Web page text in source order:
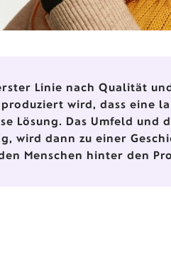
Linie nach Qualität
wird, dass eine
Lösung. Das Umfeld und
wird dann zu einer
Menschen hinter den